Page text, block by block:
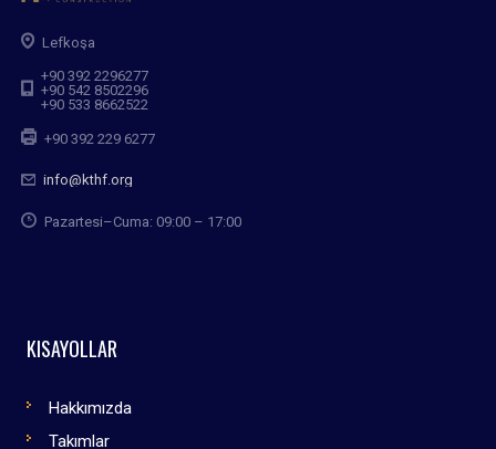
Lefkoşa
+90 392 2296277
+90 542 8502296
+90 533 8662522
+90 392 229 6277
info@kthf.org
Pazartesi–Cuma: 09:00 – 17:00
KISAYOLLAR
Hakkımızda
Takımlar